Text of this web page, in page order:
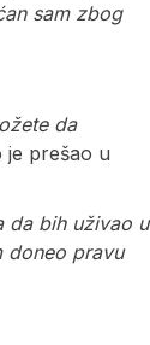
sam zbog
da
je prešao u
da bih uživao u
doneo pravu